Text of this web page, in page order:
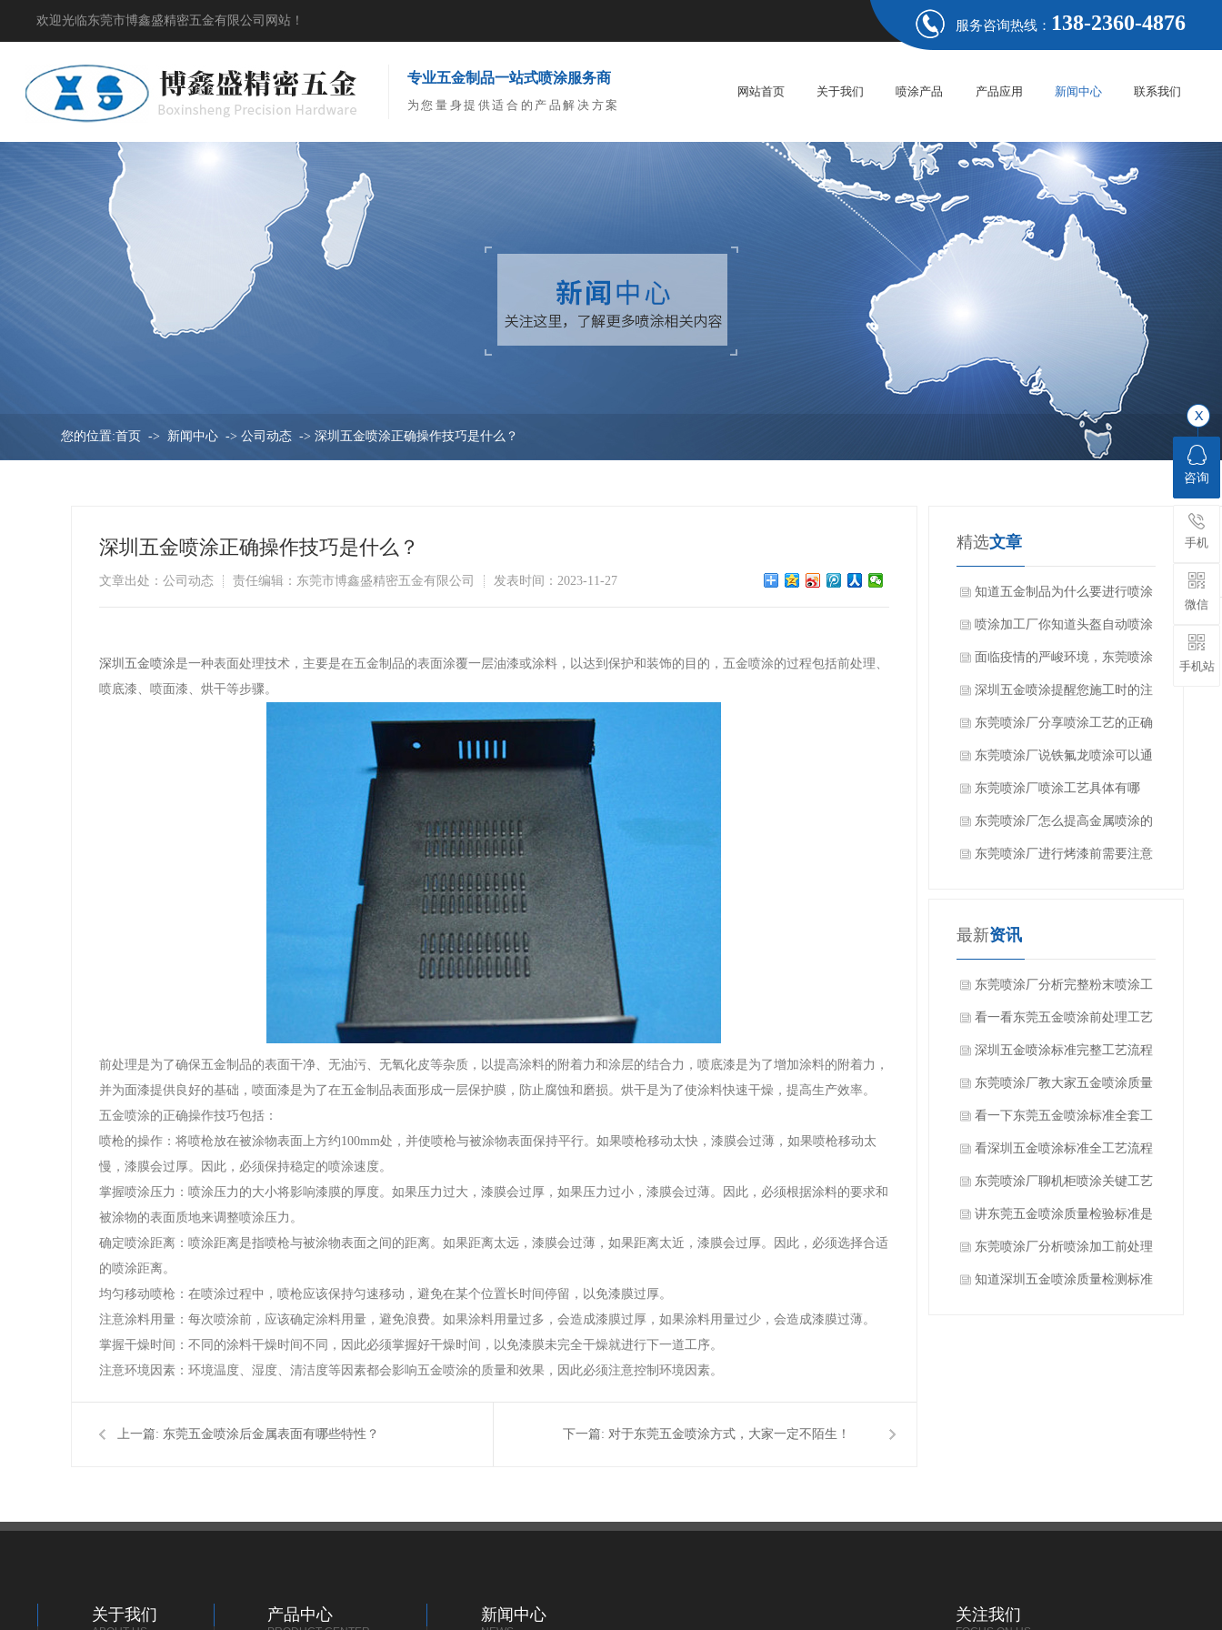
欢迎光临东莞市博鑫盛精密五金有限公司网站！ 服务咨询热线： 138-2360-4876
专业五金制品一站式喷涂服务商
为您量身提供适合的产品解决方案
网站首页 关于我们 喷涂产品 产品应用 新闻中心 联系我们
您的位置:首页 -> 新闻中心 ->公司动态 ->深圳五金喷涂正确操作技巧是什么？
深圳五金喷涂正确操作技巧是什么？
文章出处：公司动态 责任编辑：东莞市博鑫盛精密五金有限公司 发表时间：2023-11-27
深圳五金喷涂是一种表面处理技术，主要是在五金制品的表面涂覆一层油漆或涂料，以达到保护和装饰的目的，五金喷涂的过程包括前处理、
喷底漆、喷面漆、烘干等步骤。
前处理是为了确保五金制品的表面干净、无油污、无氧化皮等杂质，以提高涂料的附着力和涂层的结合力，喷底漆是为了增加涂料的附着力，
并为面漆提供良好的基础，喷面漆是为了在五金制品表面形成一层保护膜，防止腐蚀和磨损。烘干是为了使涂料快速干燥，提高生产效率。
五金喷涂的正确操作技巧包括：
喷枪的操作：将喷枪放在被涂物表面上方约100mm处，并使喷枪与被涂物表面保持平行。如果喷枪移动太快，漆膜会过薄，如果喷枪移动太
慢，漆膜会过厚。因此，必须保持稳定的喷涂速度。
掌握喷涂压力：喷涂压力的大小将影响漆膜的厚度。如果压力过大，漆膜会过厚，如果压力过小，漆膜会过薄。因此，必须根据涂料的要求和
被涂物的表面质地来调整喷涂压力。
确定喷涂距离：喷涂距离是指喷枪与被涂物表面之间的距离。如果距离太远，漆膜会过薄，如果距离太近，漆膜会过厚。因此，必须选择合适
的喷涂距离。
均匀移动喷枪：在喷涂过程中，喷枪应该保持匀速移动，避免在某个位置长时间停留，以免漆膜过厚。
注意涂料用量：每次喷涂前，应该确定涂料用量，避免浪费。如果涂料用量过多，会造成漆膜过厚，如果涂料用量过少，会造成漆膜过薄。
掌握干燥时间：不同的涂料干燥时间不同，因此必须掌握好干燥时间，以免漆膜未完全干燥就进行下一道工序。
注意环境因素：环境温度、湿度、清洁度等因素都会影响五金喷涂的质量和效果，因此必须注意控制环境因素。
上一篇: 东莞五金喷涂后金属表面有哪些特性？ 下一篇:对于东莞五金喷涂方式，大家一定不陌生！
精选文章
知道五金制品为什么要进行喷涂
加工吗？
喷涂加工厂你知道头盔自动喷涂
设备的特点吗？
面临疫情的严峻环境，东莞喷涂
厂家该如何顺利开展工作？
深圳五金喷涂提醒您施工时的注
意要点
东莞喷涂厂分享喷涂工艺的正确
操作和技巧
东莞喷涂厂说铁氟龙喷涂可以通
过几种方法测试储存变质问题
东莞喷涂厂喷涂工艺具体有哪
些？
东莞喷涂厂怎么提高金属喷涂的
效果？
东莞喷涂厂进行烤漆前需要注意
最新资讯
东莞喷涂厂分析完整粉末喷涂工
艺流程有哪些方面？
看一看东莞五金喷涂前处理工艺
有哪些？
深圳五金喷涂标准完整工艺流程
是什么？
东莞喷涂厂教大家五金喷涂质量
如何检验？
看一下东莞五金喷涂标准全套工
艺流程是什么？
看深圳五金喷涂标准全工艺流程
都有哪些方面？
东莞喷涂厂聊机柜喷涂关键工艺
要求是什么？
讲东莞五金喷涂质量检验标准是
什么？
东莞喷涂厂分析喷涂加工前处理
方式有哪些？
知道深圳五金喷涂质量检测标准
关于我们 产品中心 新闻中心 关注我们
咨询
手机
微信
手机站